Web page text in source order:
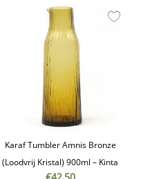
Karaf Tumbler Amnis Bronze
(Loodvrij Kristal) 900ml – Kinta